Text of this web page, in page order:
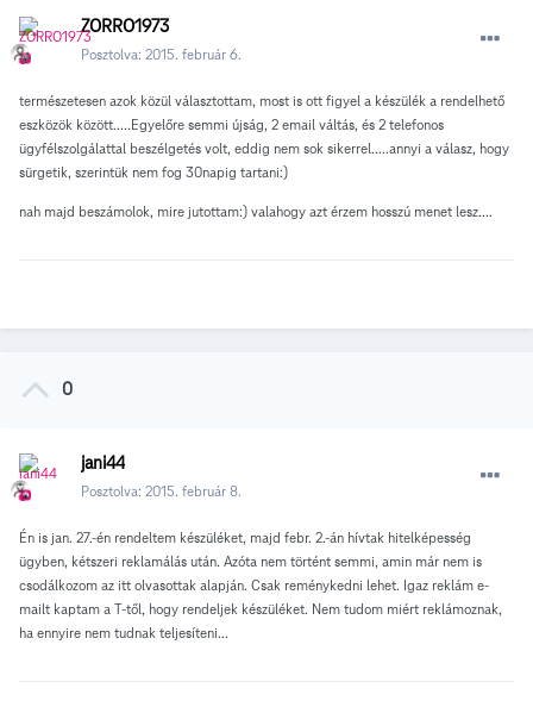
ZORRO1973
Posztolva: 2015. február 6.
természetesen azok közül választottam, most is ott figyel a készülék a rendelhető
eszközök között.....Egyelőre semmi újság, 2 email váltás, és 2 telefonos
ügyfélszolgálattal beszélgetés volt, eddig nem sok sikerrel.....annyi a válasz, hogy
sürgetik, szerintük nem fog 30napig tartani:)
nah majd beszámolok, mire jutottam:) valahogy azt érzem hosszú menet lesz....
0
jani44
Posztolva: 2015. február 8.
Én is jan. 27.-én rendeltem készüléket, majd febr. 2.-án hívtak hitelképesség
ügyben, kétszeri reklamálás után. Azóta nem történt semmi, amin már nem is
csodálkozom az itt olvasottak alapján. Csak reménykedni lehet. Igaz reklám e-
mailt kaptam a T-től, hogy rendeljek készüléket. Nem tudom miért reklámoznak,
ha ennyire nem tudnak teljesíteni...